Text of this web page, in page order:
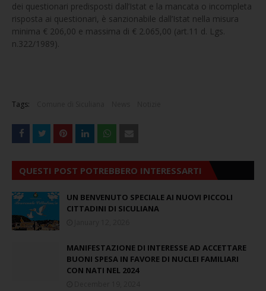
dei questionari predisposti dall’Istat e la mancata o incompleta
risposta ai questionari, è sanzionabile dall’Istat nella misura
minima € 206,00 e massima di € 2.065,00 (art.11 d. Lgs.
n.322/1989).
Tags:
QUESTI POST POTREBBERO INTERESSARTI
UN BENVENUTO SPECIALE AI NUOVI PICCOLI
CITTADINI DI SICULIANA
MANIFESTAZIONE DI INTERESSE AD ACCETTARE
BUONI SPESA IN FAVORE DI NUCLEI FAMILIARI
CON NATI NEL 2024